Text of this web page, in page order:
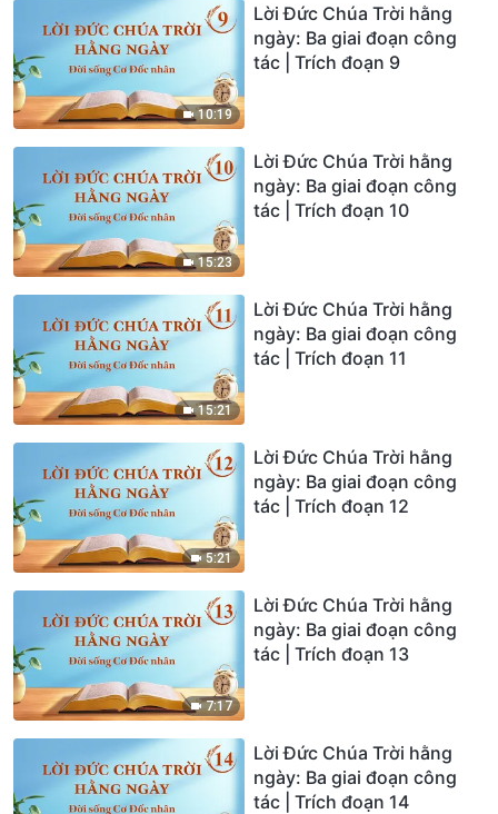
10:19
Lời Đức Chúa Trời hằng
ngày: Ba giai đoạn công
tác | Trích đoạn 9
15:23
Lời Đức Chúa Trời hằng
ngày: Ba giai đoạn công
tác | Trích đoạn 10
15:21
Lời Đức Chúa Trời hằng
ngày: Ba giai đoạn công
tác | Trích đoạn 11
5:21
Lời Đức Chúa Trời hằng
ngày: Ba giai đoạn công
tác | Trích đoạn 12
7:17
Lời Đức Chúa Trời hằng
ngày: Ba giai đoạn công
tác | Trích đoạn 13
Lời Đức Chúa Trời hằng
ngày: Ba giai đoạn công
tác | Trích đoạn 14